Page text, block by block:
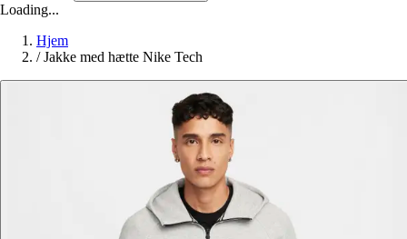
Loading...
Hjem
/ Jakke med hætte Nike Tech